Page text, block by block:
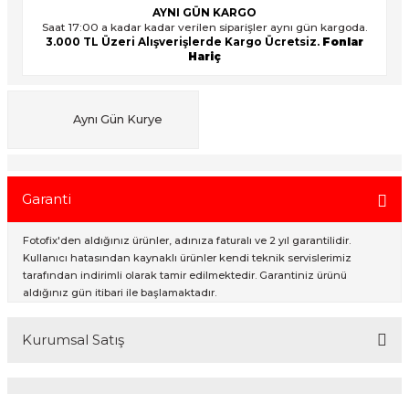
Setleri
AYNI GÜN KARGO
Saat 17:00 a kadar kadar verilen siparişler aynı gün kargoda.
3.000 TL Üzeri Alışverişlerde Kargo Ücretsiz. Fonlar
Hariç
Aynı Gün Kurye
Garanti
Fotofix'den aldığınız ürünler, adınıza faturalı ve 2 yıl garantilidir.
Kullanıcı hatasından kaynaklı ürünler kendi teknik servislerimiz
tarafından indirimli olarak tamir edilmektedir. Garantiniz ürünü
aldığınız gün itibari ile başlamaktadır.
Kurumsal Satış